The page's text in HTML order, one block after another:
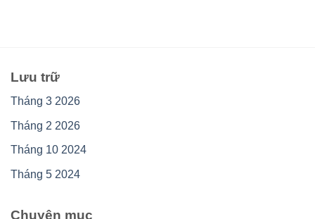
Lưu trữ
Tháng 3 2026
Tháng 2 2026
Tháng 10 2024
Tháng 5 2024
Chuyên mục